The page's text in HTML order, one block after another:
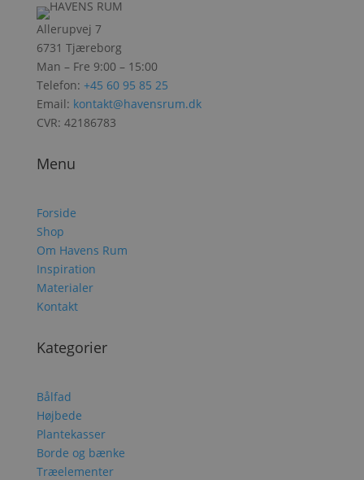
Allerupvej 7
6731 Tjæreborg
Man – Fre 9:00 – 15:00
Telefon: +45 60 95 85 25
Email: kontakt@havensrum.dk
CVR: 42186783
Menu
Forside
Shop
Om Havens Rum
Inspiration
Materialer
Kontakt
Kategorier
Bålfad
Højbede
Plantekasser
Borde og bænke
Træelementer